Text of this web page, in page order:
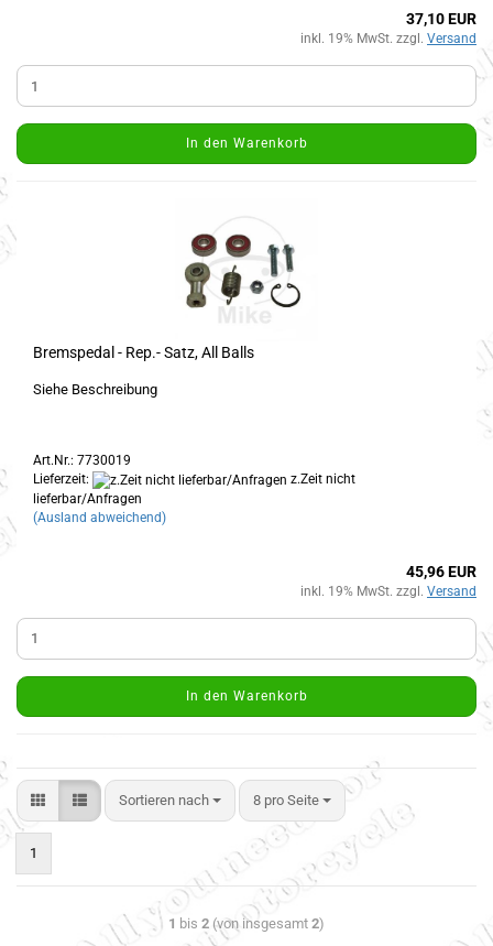
37,10 EUR
inkl. 19% MwSt. zzgl. Versand
In den Warenkorb
Bremspedal - Rep.- Satz, All Balls
Siehe Beschreibung
Art.Nr.: 7730019
Lieferzeit:
z.Zeit nicht
lieferbar/Anfragen
(Ausland abweichend)
45,96 EUR
inkl. 19% MwSt. zzgl. Versand
In den Warenkorb
Sortieren nach 8 pro Seite
1
1 bis 2 (von insgesamt 2)